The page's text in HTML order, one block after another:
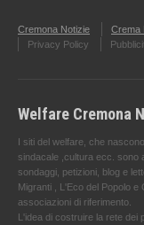
Cremona Notizie Crema
Privacy Policy
Welfare Cremona
I siti del welfare, che
sindacale ,cultura ecc. sono
sondaggi, petizioni, blog e
Migranti , L'Eco del Popolo e
associazioni di riferimento.
L'idea di costruire la rete dei